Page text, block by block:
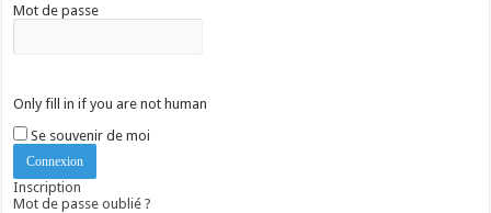
Mot de passe
Only fill in if you are not human
Se souvenir de moi
Inscription
Mot de passe oublié ?